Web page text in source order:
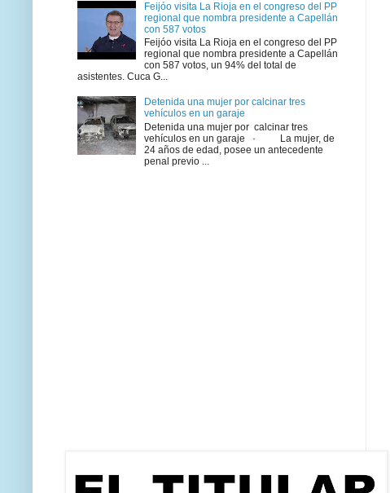
Feijóo visita La Rioja en el congreso del PP
regional que nombra presidente a Capellán
con 587 votos
Feijóo visita La Rioja en el congreso del PP
regional que nombra presidente a Capellán
con 587 votos, un 94% del total de
asistentes. Cuca G...
Detenida una mujer por calcinar tres
vehículos en un garaje
Detenida una mujer por calcinar tres
vehículos en un garaje · La mujer, de
24 años de edad, posee un antecedente
penal previo ...